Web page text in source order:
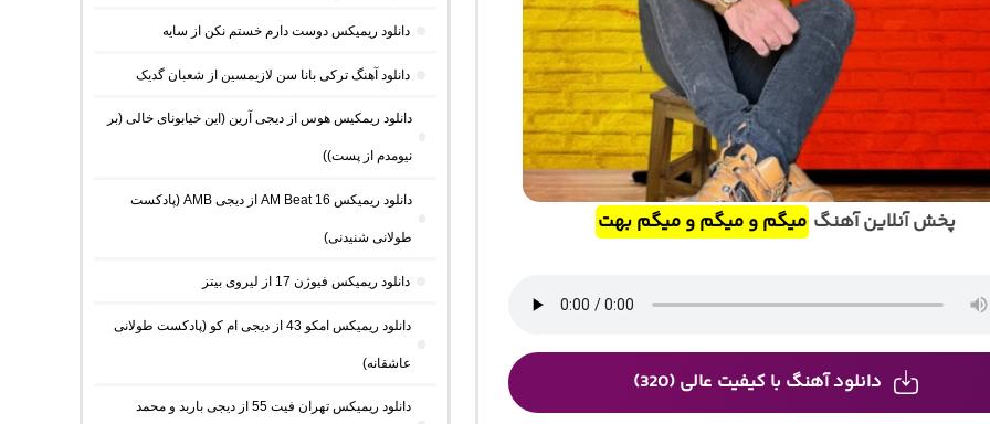
پخش آنلاین آهنگ میگم و میگم و میگم بهت
دانلود آهنگ با کیفیت عالی (320)
دانلود ریمیکس دوست دارم خستم نکن از سایه
دانلود آهنگ ترکی بانا سن لازیمسین از شعبان گدیک
دانلود ریمکیس هوس از دیجی آرین (این خیابونای خالی (بر
نیومدم از پست))
دانلود ریمیکس AM Beat 16 از دیجی AMB (پادکست
طولانی شنیدنی)
دانلود ریمیکس فیوژن 17 از لیروی بیتز
دانلود ریمیکس امکو 43 از دیجی ام کو (پادکست طولانی
عاشقانه)
دانلود ریمیکس تهران فیت 55 از دیجی باربد و محمد